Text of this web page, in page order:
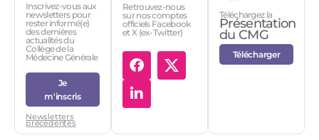
Inscrivez-vous aux
newsletters pour
rester informé(e)
des dernières
actualités du
Collège de la
Médecine Générale
Je
m'inscris
Newsletters
précédentes
Retrouvez-nous
sur nos comptes
officiels Facebook
et X (ex-Twitter)
Téléchargez la
Présentation
du CMG
Télécharger